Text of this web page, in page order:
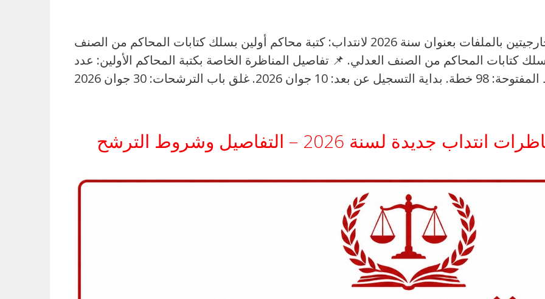
أعلنت وزارة العدل عن فتح مناظرتين خارجيتين بالملفات بعنوان سنة 2026 لانتداب: كتبة محاكم أولين بسلك كتابات المحاكم من الصنف
كتابات المحاكم من الصنف العدلي. 📌 تفاصيل المناظرة الخاصة بكتبة المحاكم الأولين: عدد
لسنة 2026 – التفاصيل وشروط الترشح